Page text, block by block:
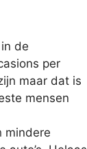
de
per
maar dat is
mensen
mindere